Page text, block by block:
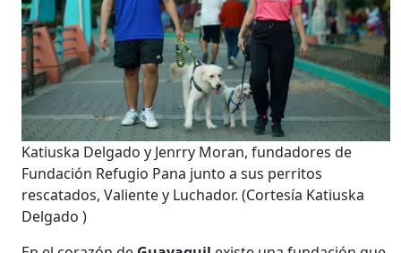
Katiuska Delgado y Jenrry Moran, fundadores de
Fundación Refugio Pana junto a sus perritos
rescatados, Valiente y Luchador. (Cortesía Katiuska
Delgado )